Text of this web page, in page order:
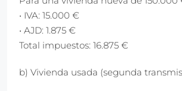
• IVA: 15.000 €
• AJD: 1.875 €
Total impuestos: 16.875 €
b) Vivienda usada (segunda